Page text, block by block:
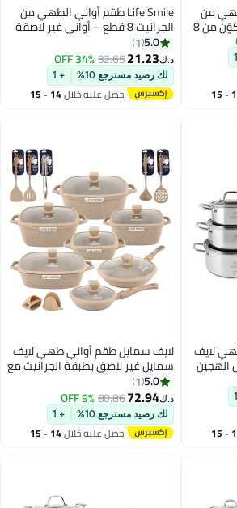
Life Smile طقم أواني الطهي من
الجرانيت 8 قطع – أواني غير لاصقة
مع حواف من الفولاذ المقاوم للصدأ،
طقم من الأواني والصواني آمنة
للاستخدام في الفرن يتضمن، أطباق
(16 سم، 20 سم، 24 سم) مع غطاء
و2 أدوات مطبخ سيليكون (مغرفة
د.ك‏ 32.65
34% OFF
لك رصيد مسترجع 10% + 1
احصل عليه خلال 14 - 15
لايف سمايل طقم أواني طهي لايف
سمايل غير لاصق بطبقة الجرانيت مع
أغطية – طلاء جرانيت متعدد
الطبقات، قدور ومقالي من الألمنيوم
متوافقة مع جميع المواقد
د.ك‏ 80.86
9% OFF
لك رصيد مسترجع 10% + 1
احصل عليه خلال 14 - 15